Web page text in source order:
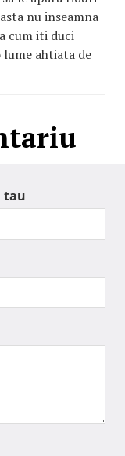
nu inseamna
cum iti duci
ahtiata de
tau